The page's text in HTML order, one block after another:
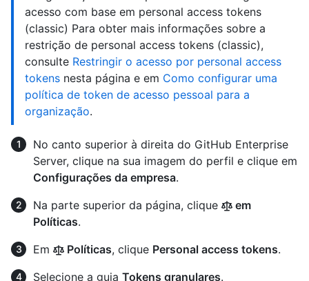
acesso com base em personal access tokens
(classic) Para obter mais informações sobre a
restrição de personal access tokens (classic),
consulte Restringir o acesso por personal access
tokens nesta página e em Como configurar uma
política de token de acesso pessoal para a
organização.
No canto superior à direita do GitHub Enterprise
Server, clique na sua imagem do perfil e clique em
Configurações da empresa.
Na parte superior da página, clique
em
Políticas.
Em
Políticas, clique Personal access tokens.
Selecione a guia Tokens granulares.